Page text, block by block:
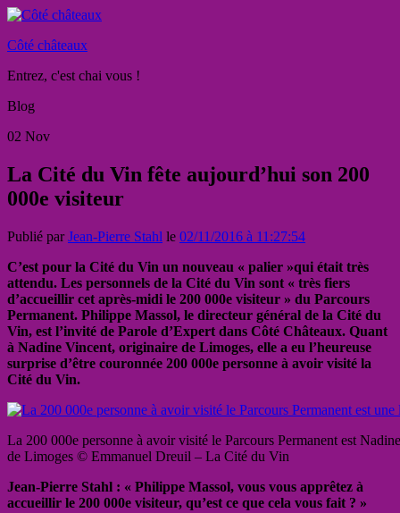
Côté châteaux
Entrez, c'est chai vous !
Blog
02 Nov
La Cité du Vin fête aujourd’hui son 200
000e visiteur
Publié parJean-Pierre Stahl le 02/11/2016 à 11:27:54
C’est pour la Cité du Vin un nouveau « palier »qui était très
attendu. Les personnels de la Cité du Vin sont « très fiers
d’accueillir cet après-midi le 200 000e visiteur » du Parcours
Permanent. Philippe Massol, le directeur général de la Cité du
Vin, est l’invité de Parole d’Expert dans Côté Châteaux. Quant
à Nadine Vincent, originaire de Limoges, elle a eu l’heureuse
surprise d’être couronnée 200 000e personne à avoir visité la
Cité du Vin.
La 200 000e personne à avoir visité le Parcours Permanent est
de Limoges © Emmanuel Dreuil – La Cité du Vin
Jean-Pierre Stahl : « Philippe Massol, vous vous apprêtez à
accueillir le 200 000e visiteur, qu’est ce que cela vous fait ? »